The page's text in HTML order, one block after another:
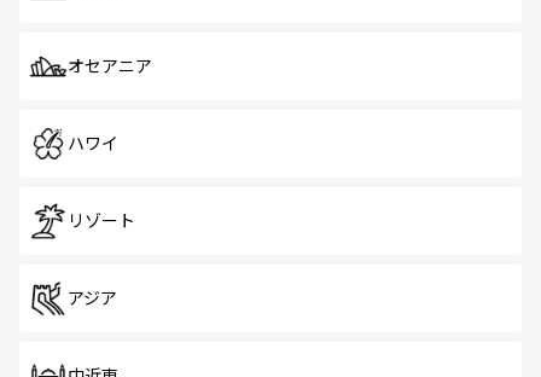
オセアニア
ハワイ
リゾート
アジア